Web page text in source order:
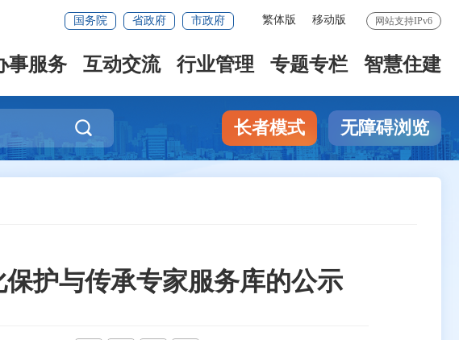
网站支持IPv6
繁体版 移动版
国务院 省政府 市政府
事服务 互动交流 行业管理 专题专栏 智慧住建
 长者模式 无障碍浏览
护与传承专家服务库的公示